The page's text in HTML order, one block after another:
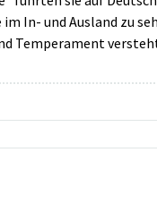
In- und Ausland zu
Temperament